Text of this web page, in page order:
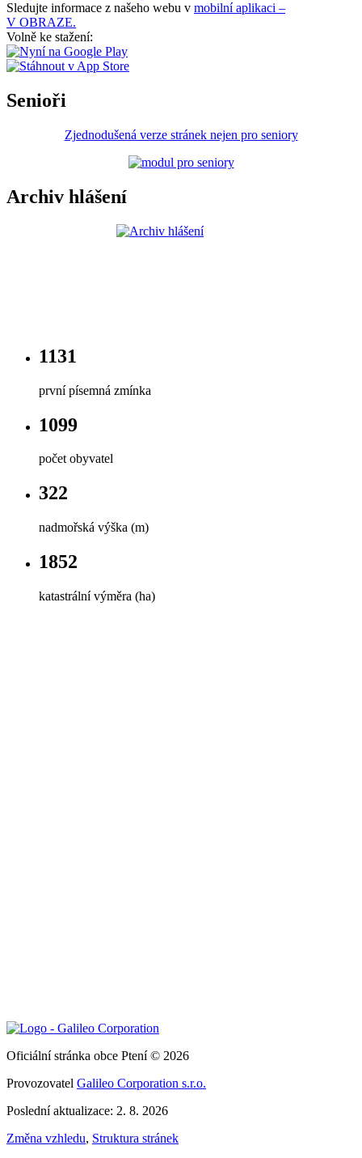
Sledujte informace z našeho webu v mobilní aplikaci –
V OBRAZE.
Volně ke stažení:
Senioři
Zjednodušená verze stránek nejen pro seniory
Archiv hlášení
1131
první písemná zmínka
1099
počet obyvatel
322
nadmořská výška (m)
1852
katastrální výměra (ha)
Oficiální stránka obce Ptení © 2026
Provozovatel Galileo Corporation s.r.o.
Poslední aktualizace: 2. 8. 2026
Změna vzhledu, Struktura stránek